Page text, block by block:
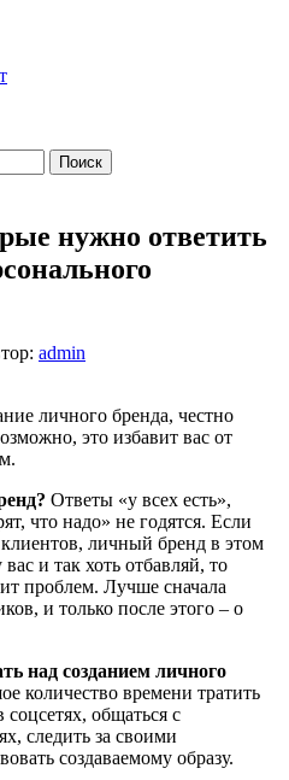
нужно ответить
admin
личного бренда, честно
это избавит вас от
Ответы «у всех есть»,
что надо» не годятся. Если
личный бренд в этом
и так хоть отбавляй, то
проблем. Лучше сначала
и только после этого – о
над созданием личного
количество времени тратить
общаться с
следить за своими
создаваемому образу.